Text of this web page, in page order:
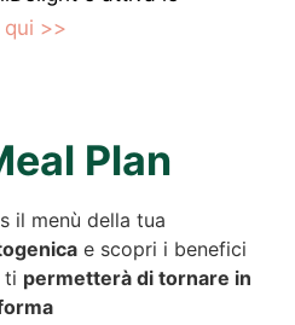
>>
Plan
il menù della tua
e scopri i benefici
ti permetterà di tornare in